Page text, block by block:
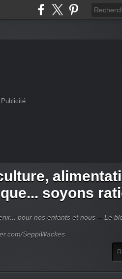
Publicité
soyons
pour nos enfants et nous -- Le
SeppiWackes